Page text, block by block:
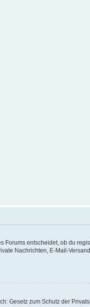
entscheidet, ob du
Nachrichten, E-Mail-
Gesetz zum Schutz der